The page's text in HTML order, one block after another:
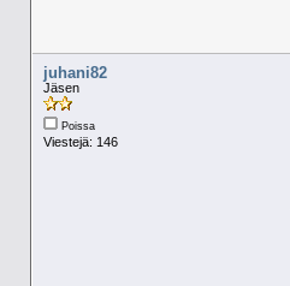
juhani82
Jäsen
Poissa
Viestejä: 146